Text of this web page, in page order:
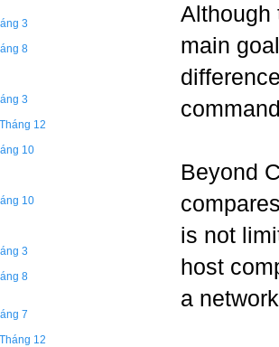
Although
main
Beyond
is not
host
a
3
8
3
Tháng 12
10
10
3
8
7
Tháng 12